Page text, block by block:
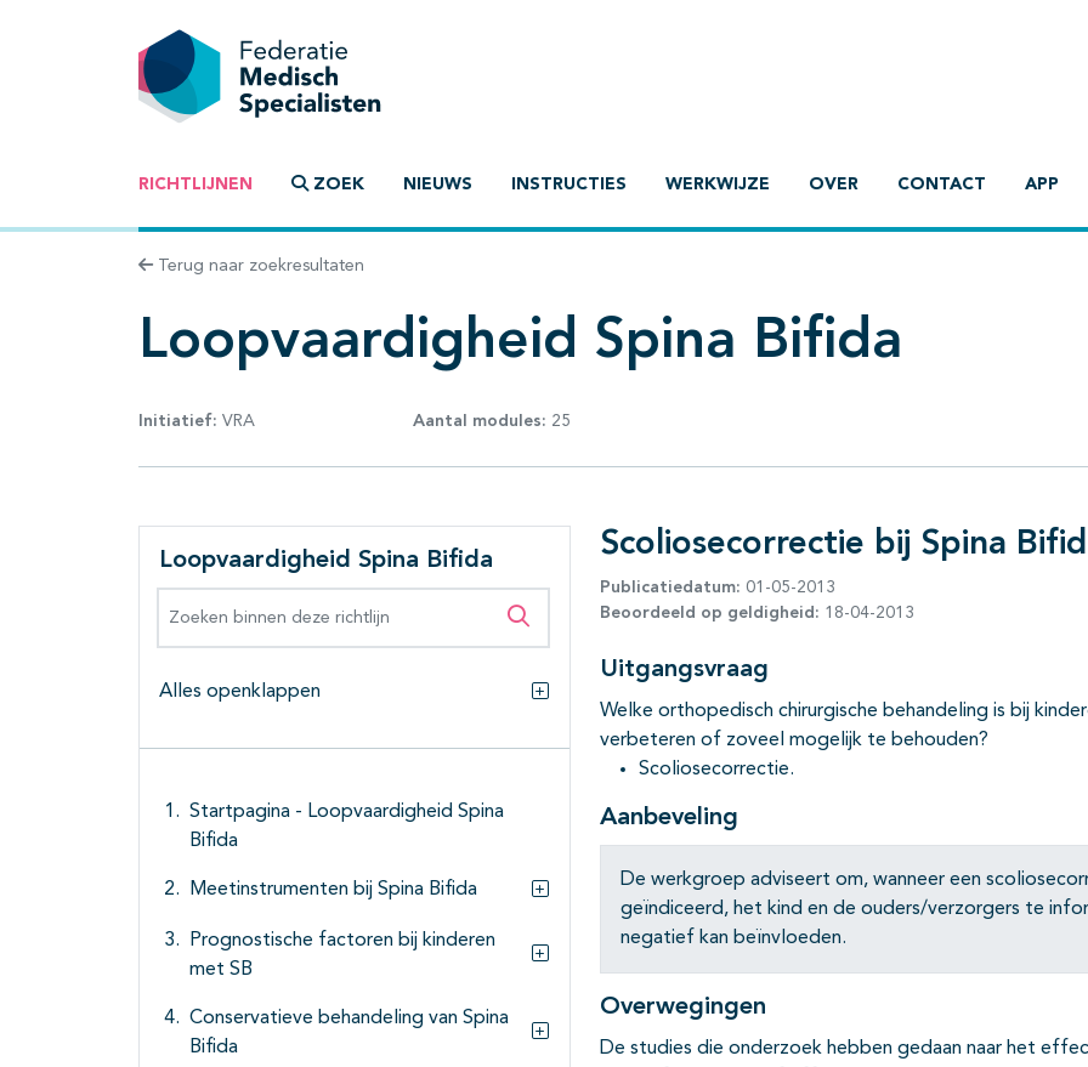
RICHTLIJNEN ZOEK NIEUWS INSTRUCTIES WERKWIJZE OVER CONTACT APP
Terug naar zoekresultaten
Loopvaardigheid Spina Bifida
Initiatief: VRA Aantal modules: 25
Loopvaardigheid Spina Bifida
Zoeken binnen deze richtlijn
Alles openklappen
Alles openklappen
Startpagina - Loopvaardigheid Spina
Bifida
Meetinstrumenten bij Spina Bifida
Subpagina's open- en dichtklappen
Prognostische factoren bij kinderen
met SB
Conservatieve behandeling van Spina
Bifida
Scoliosecorrectie bij Spina
Publicatiedatum: 01-05-2013
Beoordeeld op geldigheid: 18-04-2013
Uitgangsvraag
Welke orthopedisch chirurgische behandeling is bij
verbeteren of zoveel mogelijk te behouden?
Scoliosecorrectie.
Aanbeveling
De werkgroep adviseert om, wanneer een
geïndiceerd, het kind en de ouders/verzorgers te
negatief kan beïnvloeden.
Overwegingen
De studies die onderzoek hebben gedaan naar het